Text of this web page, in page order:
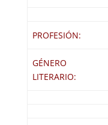
PROFESIÓN:
GÉNERO
LITERARIO: